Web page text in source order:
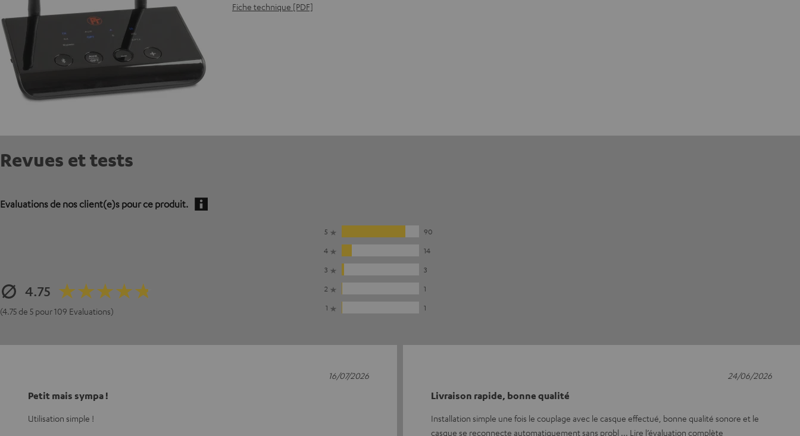
Fiche technique [PDF]
Revues et tests
Evaluations de nos client(e)s pour ce produit.
4.75
(4.75 de 5 pour 109 Evaluations)
5
90
4
14
3
3
2
1
1
1
Petit mais sympa !
Utilisation simple !
16/07/2026
Livraison rapide, bonne qualité
Installation simple une fois le couplage avec le casque effectué, bonne qualité sonore et le
casque se reconnecte automatiquement sans probl
Lire l’évaluation complète
24/06/2026